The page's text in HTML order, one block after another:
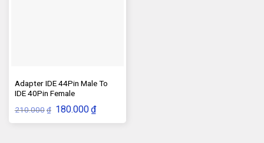
Adapter IDE 44Pin Male To
IDE 40Pin Female
210.000 ₫ Giá
gốc
là:
180.000₫Giá
hiện
tại